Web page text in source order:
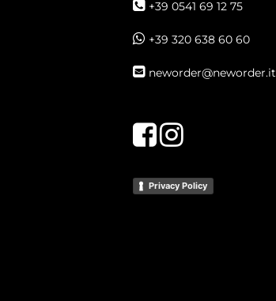
+39 0541 69 12 75
+39 320 638 60 60
neworder@neworder.it
FacebookInstagram
Privacy Policy